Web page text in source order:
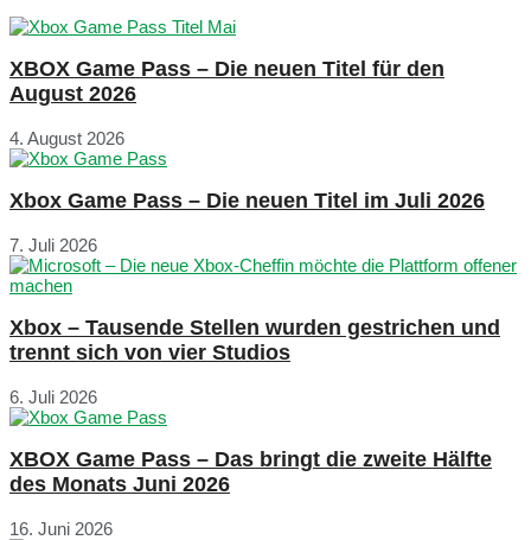
XBOX Game Pass – Die neuen Titel für den
August 2026
4. August 2026
Xbox Game Pass – Die neuen Titel im Juli 2026
7. Juli 2026
Xbox – Tausende Stellen wurden gestrichen und
trennt sich von vier Studios
6. Juli 2026
XBOX Game Pass – Das bringt die zweite Hälfte
des Monats Juni 2026
16. Juni 2026